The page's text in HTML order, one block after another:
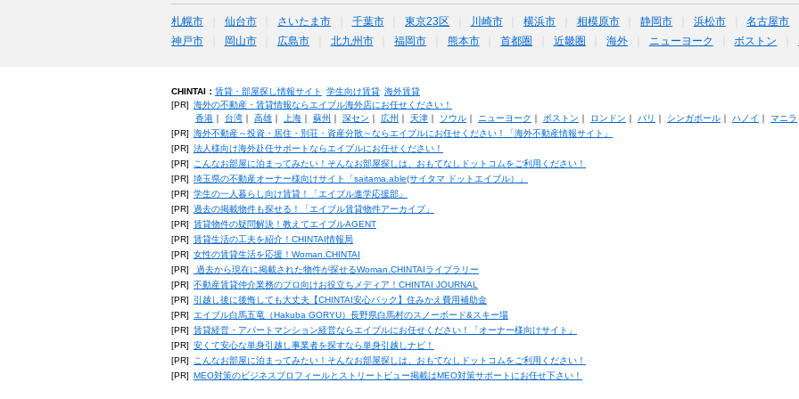
札幌市 仙台市 さいたま市 千葉市 東京23区 川崎市 横浜市 相模原市 静岡市 浜松市 名古屋市
神戸市
岡山市 広島市 北九州市 福岡市 熊本市 首都圏 近畿圏 海外 ニューヨーク ボストン
CHINTAI： 賃貸・部屋探し情報サイト 学生向け賃貸 海外賃貸
[PR] 海外の不動産・賃貸情報ならエイブル海外店にお任せください！
香港｜ 台湾｜ 高雄｜ 上海｜ 蘇州 深セン 広州 天津｜ ソウル｜ ニューヨーク ボストン ロンドン パリ シンガポール｜ ハノイ マニラ
[PR] 海外不動産～投資・居住・別荘・資産分散～ならエイブルにお任せください！「海外不動産情報サイト」
[PR] 法人様向け海外赴任サポートならエイブルにお任せください！
[PR]
こんなお部屋に泊まってみたい！そんなお部屋探しは、おもてなしドットコムをご利用ください！
[PR] 埼玉県の不動産オーナー様向けサイト「saitama.able(サイタマ ドットエイブル）」
[PR] 学生の一人暮らし向け賃貸！「エイブル進学応援部」
[PR] 過去の掲載物件も探せる！「エイブル賃貸物件アーカイブ」
[PR] 賃貸物件の疑問解決！教えてエイブルAGENT
[PR] 賃貸生活の工夫を紹介！CHINTAI情報局
[PR] 女性の賃貸生活を応援！Woman.CHINTAI
[PR]
過去から現在に掲載された物件が探せるWoman.CHINTAIライブラリー
[PR] 不動産賃貸仲介業務のプロ向けお役立ちメディア！CHINTAI JOURNAL
[PR]
引越し後に後悔しても大丈夫【CHINTAI安心パック】住みかえ費用補助金
[PR] エイブル白馬五竜（Hakuba GORYU）長野県白馬村のスノーボード&スキー場
[PR] 賃貸経営・アパートマンション経営ならエイブルにお任せください！「オーナー様向けサイト」
[PR] 安くて安心な単身引越し事業者を探すなら単身引越しナビ！
[PR]
こんなお部屋に泊まってみたい！そんなお部屋探しは、おもてなしドットコムをご利用ください！
[PR] MEO対策のビジネスプロフィールとストリートビュー掲載はMEO対策サポートにお任せ下さい！